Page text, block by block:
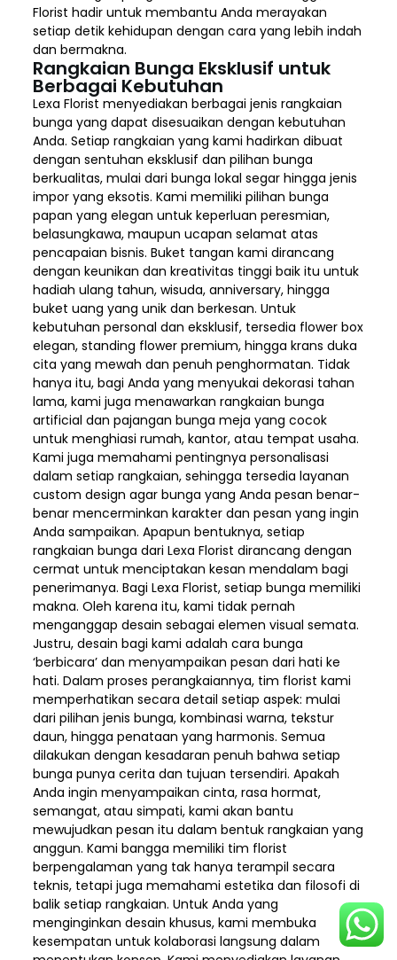
Florist hadir untuk membantu Anda merayakan
setiap detik kehidupan dengan cara yang lebih indah
dan bermakna.
Rangkaian Bunga Eksklusif untuk
Berbagai Kebutuhan
Lexa Florist menyediakan berbagai jenis rangkaian
bunga yang dapat disesuaikan dengan kebutuhan
Anda. Setiap rangkaian yang kami hadirkan dibuat
dengan sentuhan eksklusif dan pilihan bunga
berkualitas, mulai dari bunga lokal segar hingga jenis
impor yang eksotis. Kami memiliki pilihan bunga
papan yang elegan untuk keperluan peresmian,
belasungkawa, maupun ucapan selamat atas
pencapaian bisnis. Buket tangan kami dirancang
dengan keunikan dan kreativitas tinggi baik itu untuk
hadiah ulang tahun, wisuda, anniversary, hingga
buket uang yang unik dan berkesan. Untuk
kebutuhan personal dan eksklusif, tersedia flower box
elegan, standing flower premium, hingga krans duka
cita yang mewah dan penuh penghormatan. Tidak
hanya itu, bagi Anda yang menyukai dekorasi tahan
lama, kami juga menawarkan rangkaian bunga
artificial dan pajangan bunga meja yang cocok
untuk menghiasi rumah, kantor, atau tempat usaha.
Kami juga memahami pentingnya personalisasi
dalam setiap rangkaian, sehingga tersedia layanan
custom design agar bunga yang Anda pesan benar-
benar mencerminkan karakter dan pesan yang ingin
Anda sampaikan. Apapun bentuknya, setiap
rangkaian bunga dari Lexa Florist dirancang dengan
cermat untuk menciptakan kesan mendalam bagi
penerimanya. Bagi Lexa Florist, setiap bunga memiliki
makna. Oleh karena itu, kami tidak pernah
menganggap desain sebagai elemen visual semata.
Justru, desain bagi kami adalah cara bunga
‘berbicara’ dan menyampaikan pesan dari hati ke
hati. Dalam proses perangkaiannya, tim florist kami
memperhatikan secara detail setiap aspek: mulai
dari pilihan jenis bunga, kombinasi warna, tekstur
daun, hingga penataan yang harmonis. Semua
dilakukan dengan kesadaran penuh bahwa setiap
bunga punya cerita dan tujuan tersendiri. Apakah
Anda ingin menyampaikan cinta, rasa hormat,
semangat, atau simpati, kami akan bantu
mewujudkan pesan itu dalam bentuk rangkaian yang
anggun. Kami bangga memiliki tim florist
berpengalaman yang tak hanya terampil secara
teknis, tetapi juga memahami estetika dan filosofi di
balik setiap rangkaian. Untuk Anda yang
menginginkan desain khusus, kami membuka
kesempatan untuk kolaborasi langsung dalam